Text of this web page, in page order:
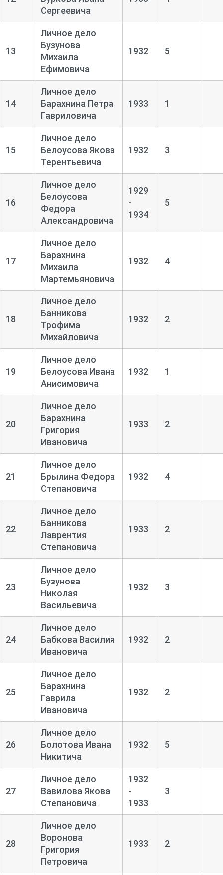
Сергеевича
13
Личное дело
Бузунова
Михаила
Ефимовича
1932 5
14
Личное дело
Барахнина Петра
Гавриловича
1933 1
15
Личное дело
Белоусова Якова
Терентьевича
1932 3
16
Личное дело
Белоусова
Федора
Александровича
1929
-
1934
5
17
Личное дело
Барахнина
Михаила
Мартемьяновича
1932 4
18
Личное дело
Банникова
Трофима
Михайловича
1932 2
19
Личное дело
Белоусова Ивана
Анисимовича
1932 1
20
Личное дело
Барахнина
Григория
Ивановича
1933 2
21
Личное дело
Брылина Федора
Степановича
1932 4
22
Личное дело
Банникова
Лаврентия
Степановича
1933 2
23
Личное дело
Бузунова
Николая
Васильевича
1932 3
24
Личное дело
Бабкова Василия
Ивановича
1932 2
25
Личное дело
Барахнина
Гаврила
Ивановича
1932 2
26
Личное дело
Болотова Ивана
Никитича
1932 5
27
Личное дело
Вавилова Якова
Степановича
1932
-
1933
3
28
Личное дело
Воронова
Григория
Петровича
1933 2